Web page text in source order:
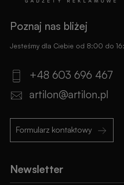
Poznaj nas bliżej
Jesteśmy dla Ciebie od 8:00 do
+48 603 696 467
artilon@artilon.pl
Formularz kontaktowy
Newsletter